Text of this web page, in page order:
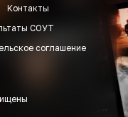
Контакты
СОУТ
соглашение